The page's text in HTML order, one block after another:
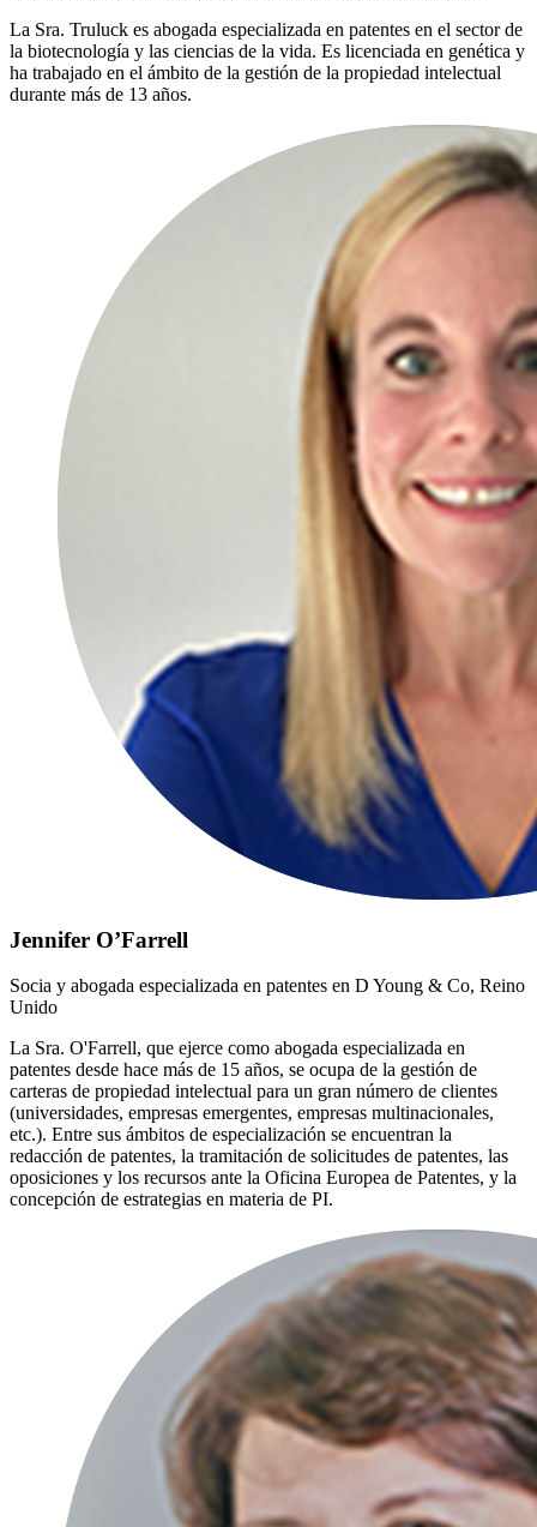
La Sra. Truluck es abogada especializada en patentes en el sector de
la biotecnología y las ciencias de la vida. Es licenciada en genética y
ha trabajado en el ámbito de la gestión de la propiedad intelectual
durante más de 13 años.
Jennifer O’Farrell
Socia y abogada especializada en patentes en D Young & Co, Reino
Unido
La Sra. O'Farrell, que ejerce como abogada especializada en
patentes desde hace más de 15 años, se ocupa de la gestión de
carteras de propiedad intelectual para un gran número de clientes
(universidades, empresas emergentes, empresas multinacionales,
etc.). Entre sus ámbitos de especialización se encuentran la
redacción de patentes, la tramitación de solicitudes de patentes, las
oposiciones y los recursos ante la Oficina Europea de Patentes, y la
concepción de estrategias en materia de PI.